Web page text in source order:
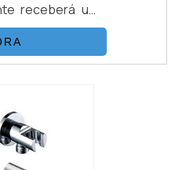
receberá um
e terá a
que
a
Industriais o
benefício e